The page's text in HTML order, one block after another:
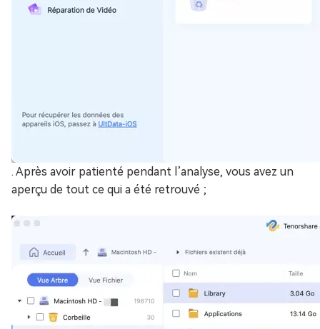
. Après avoir patienté pendant l’analyse, vous avez un
aperçu de tout ce qui a été retrouvé ;